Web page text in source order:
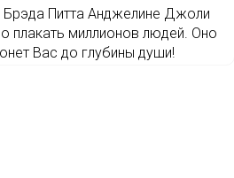
Питта Анджелине Джоли
плакать миллионов людей. Оно
Вас до глубины души!